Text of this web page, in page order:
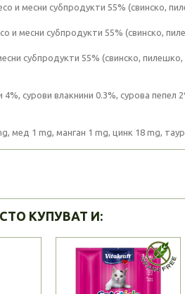
и месни субпродукти 55% (свинско,
и месни субпродукти 55% (свинско,
субпродукти 55% (свинско,
сурови влакнини 0.3%, сурова пепел
мед 1 mg, манган 1 mg, цинк 18 mg,
КУПУВАТ И: